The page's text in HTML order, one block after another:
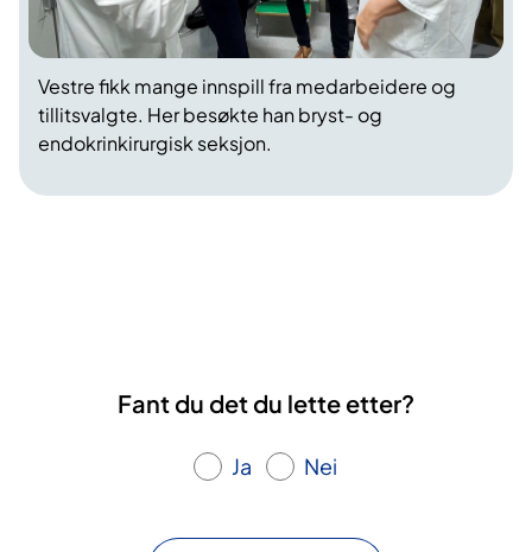
Vestre fikk mange innspill fra medarbeidere og
tillitsvalgte. Her besøkte han bryst- og
endokrinkirurgisk seksjon.
Fant du det du lette etter?
Ja Nei